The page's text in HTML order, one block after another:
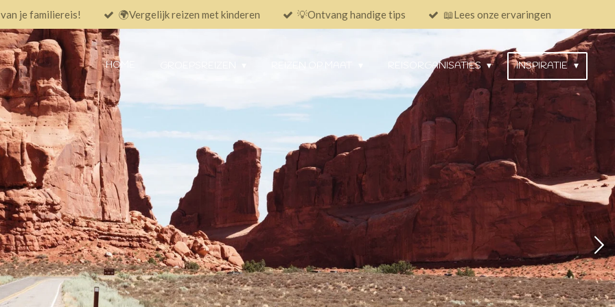
je familiereis! 🌍Vergelijk reizen met kinderen 💡Ontvang handige tips 📖Lees onze ervaringen
HOME REISORGANISATIES INSPIRATIE